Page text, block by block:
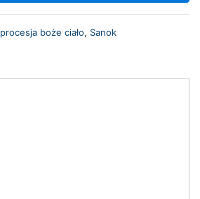
procesja boże ciało, Sanok